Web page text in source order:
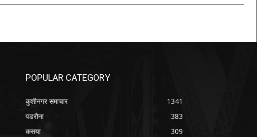
POPULAR CATEGORY
कुशीनगर समाचार
1341
पडरौना
383
कसया
309